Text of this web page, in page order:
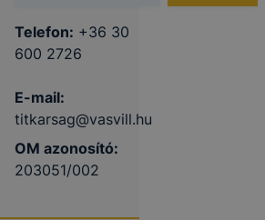
Telefon: +36 30
600 2726
E-mail:
titkarsag@vasvill.hu
OM azonosító:
203051/002